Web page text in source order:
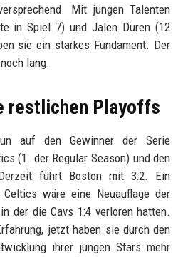
Mit jungen Talenten
in Spiel 7) und Jalen Duren (12
sie ein starkes Fundament. Der
lang.
restlichen Playoffs
auf den Gewinner der Serie
(1. der Regular Season) und den
führt Boston mit 3:2. Ein
wäre eine Neuauflage der
der die Cavs 1:4 verloren hatten.
jetzt haben sie durch den
ihrer jungen Stars mehr